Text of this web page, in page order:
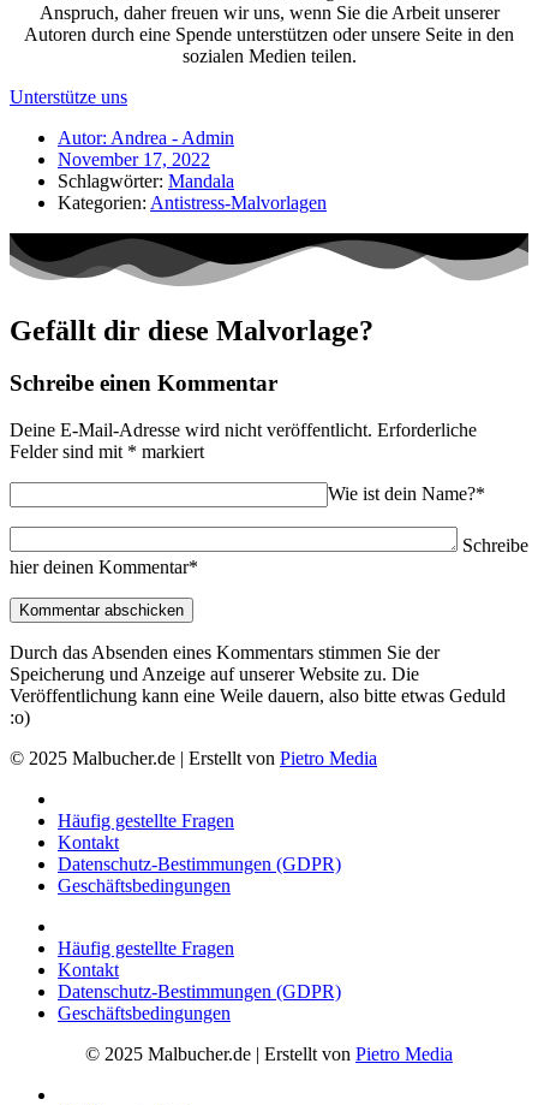
Anspruch, daher freuen wir uns, wenn Sie die Arbeit unserer
Autoren durch eine Spende unterstützen oder unsere Seite in den
sozialen Medien teilen.
Unterstütze uns
Autor: Andrea - Admin
November 17, 2022
Schlagwörter: Mandala
Kategorien: Antistress-Malvorlagen
Gefällt dir diese Malvorlage?
Schreibe einen Kommentar
Deine E-Mail-Adresse wird nicht veröffentlicht. Erforderliche
Felder sind mit * markiert
Wie ist dein Name?*
Schreibe
hier deinen Kommentar*
Durch das Absenden eines Kommentars stimmen Sie der
Speicherung und Anzeige auf unserer Website zu. Die
Veröffentlichung kann eine Weile dauern, also bitte etwas Geduld
:o)
© 2025 Malbucher.de | Erstellt von Pietro Media
Häufig gestellte Fragen
Kontakt
Datenschutz-Bestimmungen (GDPR)
Geschäftsbedingungen
Häufig gestellte Fragen
Kontakt
Datenschutz-Bestimmungen (GDPR)
Geschäftsbedingungen
© 2025 Malbucher.de | Erstellt von Pietro Media